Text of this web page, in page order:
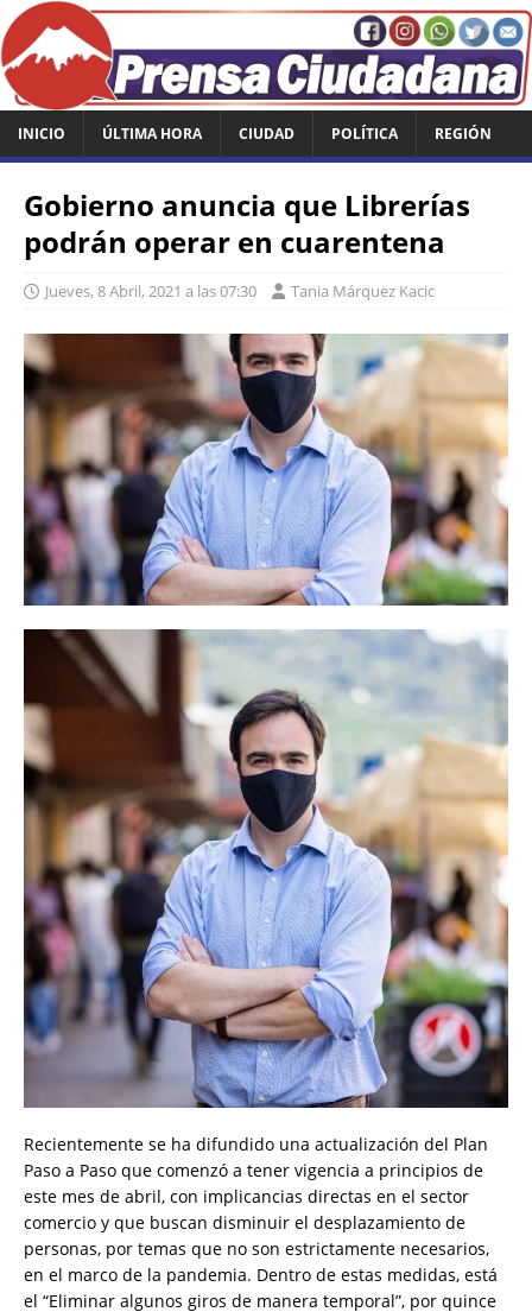
INICIO ÚLTIMA HORA CIUDAD POLÍTICA REGIÓN
Gobierno anuncia que Librerías
podrán operar en cuarentena
Jueves, 8 Abril, 2021 a las 07:30 Tania Márquez Kacic
Recientemente se ha difundido una actualización del Plan
Paso a Paso que comenzó a tener vigencia a principios de
este mes de abril, con implicancias directas en el sector
comercio y que buscan disminuir el desplazamiento de
personas, por temas que no son estrictamente necesarios,
en el marco de la pandemia. Dentro de estas medidas, está
el “Eliminar algunos giros de manera temporal”, por quince